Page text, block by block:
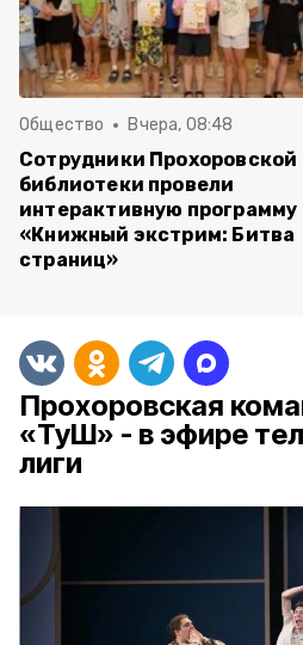
Общество Вчера, 08:48
Сотрудники Прохоровской
библиотеки провели
интерактивную программу
«Книжный экстрим: Битва
страниц»
Прохоровская
«ТуШ» - в эфире
лиги